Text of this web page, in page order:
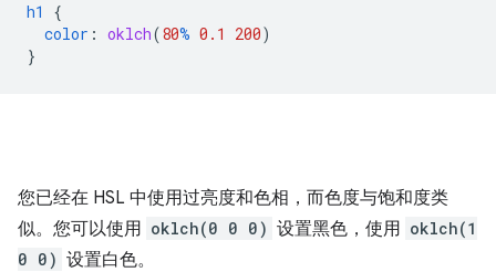
h1
{
color : oklch(80% 0.1 200)
}
您已经在 HSL 中使用过亮度和色相，而色度与饱和度类
似。您可以使用 oklch(0 0 0) 设置黑色，使用 oklch(1
0 0) 设置白色。